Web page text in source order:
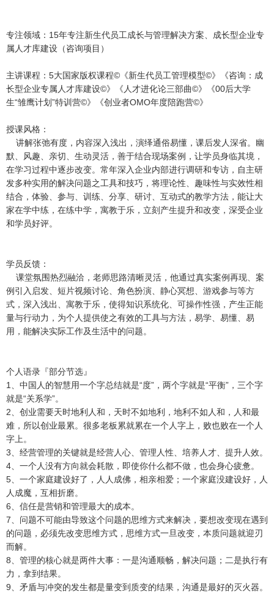
专注领域：15年专注新生代员工成长与管理解决方案、成长型企业专
属人才库建设（咨询项目）
主讲课程：5大国家版权课程©《新生代员工管理模型©》《咨询：成
长型企业专属人才库建设©》《人才进化论三部曲©》《00后大学
生“雏鹰计划”特训营©》《创业者OMO年度陪跑营©》
授课风格：
讲解张弛有度，内容深入浅出，演绎通俗易懂，课后发人深省。幽
默、风趣、亲切、生动灵活，善于结合现场案例，让学员身临其境，
在学习过程中逐步改变。常年深入企业内部进行调研和专访，自主研
发多种实用的解决问题之工具和技巧，将理论性、趣味性与实效性相
结合，体验、参与、训练、分享、研讨、互动式的教学方法，能让大
家在学中练，在练中学，寓教于乐，立刻产生提升和改变，深受企业
和学员好评。
学员反馈：
课堂氛围热烈融洽，老师思路清晰灵活，他通过真实案例再现、案
例引入启发、短片视频讨论、角色扮演、静心冥想、游戏参与等方
式，深入浅出、寓教于乐，使得知识系统化、可操作性强，产生正能
量与行动力，为个人提供使之有效的工具与方法，易学、易懂、易
用，能解决实际工作及生活中的问题。
个人语录『部分节选』
1、中国人的智慧用一个字总结就是“度”，两个字就是“平衡”，三个字
就是“关系学”。
2、创业需要天时地利人和，天时不如地利，地利不如人和，人和最
难，所以创业最累。很多老板累就累在一个人字上，败也败在一个人
字上。
3、经营管理的关键就是经营人心、管理人性、培养人才、提升人效。
4、一个人没有方向就会耗散，即使你什么都不做，也会身心疲惫。
5、一个家庭建设好了，人人成佛，相亲相爱；一个家庭没建设好，人
人成魔，互相折磨。
6、信任是营销和管理最大的成本。
7、问题不可能由导致这个问题的思维方式来解决，要想改变现在遇到
的问题，必须先改变思维方式，思维方式一旦改变，本质问题就迎刃
而解。
8、管理的核心就是两件大事：一是沟通顺畅，解决问题；二是执行有
力，拿到结果。
9、矛盾与冲突的发生都是量变到质变的结果，沟通是最好的灭火器。